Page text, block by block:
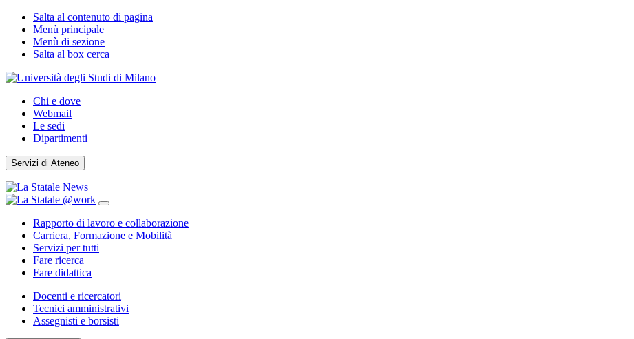
Salta al contenuto di pagina
Menù principale
Menù di sezione
Salta al box cerca
Chi e dove
Webmail
Le sedi
Dipartimenti
Servizi di Ateneo
Rapporto di lavoro e collaborazione
Carriera, Formazione e Mobilità
Servizi per tutti
Fare ricerca
Fare didattica
Docenti e ricercatori
Tecnici amministrativi
Assegnisti e borsisti